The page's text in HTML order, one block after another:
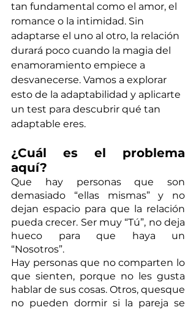
tan fundamental como el amor, el
romance o la intimidad. Sin
adaptarse el uno al otro, la relación
durará poco cuando la magia del
enamoramiento empiece a
desvanecerse. Vamos a explorar
esto de la adaptabilidad y aplicarte
un test para descubrir qué tan
adaptable eres.
¿Cuál es el problema
aquí?
Que hay personas que son
demasiado “ellas mismas” y no
dejan espacio para que la relación
pueda crecer. Ser muy “Tú”, no deja
hueco para que haya un
“Nosotros”.
Hay personas que no comparten lo
que sienten, porque no les gusta
hablar de sus cosas. Otros, quesque
no pueden dormir si la pareja se